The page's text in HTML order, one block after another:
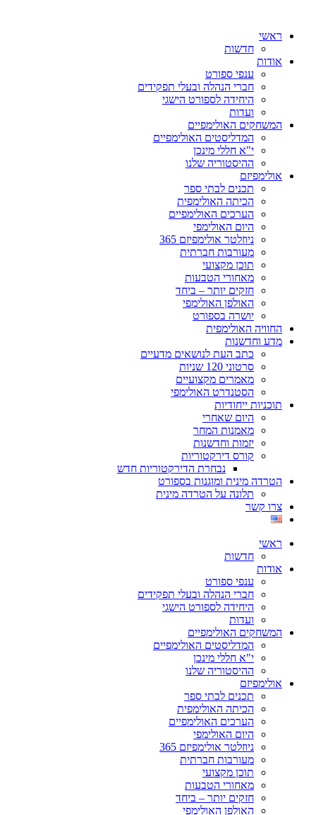
ראשי
חדשות
אודות
ענפי ספורט
חברי הנהלה ובעלי תפקידים
היחידה לספורט הישגי
ועדות
המשחקים האולימפיים
המדליסטים האולימפיים
י"א חללי מינכן
ההיסטוריה שלנו
אולימפיזם
תכנים לבתי ספר
הכיתה האולימפית
הערכים האולימפיים
היום האולימפי
ניוזלטר אולימפיזם 365
מעורבות חברתית
תוכן מקצועי
מאחורי הטבעות
חזקים יותר – ביחד
האולפן האולימפי
יושרה בספורט
החוויה האולימפית
מדע וחדשנות
כתב העת לנושאים מדעיים
סרטוני 120 שניות
מאמרים מקצועיים
הסטנדרט האולימפי
תוכניות ייחודיות
היום שאחרי
מאמנות המחר
יזמות וחדשנות
קורס דירקטוריות
נבחרת הדירקטוריות חדש
הטרדה מינית ומוגנות בספורט
תלונה על הטרדה מינית
צרו קשר
ראשי
חדשות
אודות
ענפי ספורט
חברי הנהלה ובעלי תפקידים
היחידה לספורט הישגי
ועדות
המשחקים האולימפיים
המדליסטים האולימפיים
י"א חללי מינכן
ההיסטוריה שלנו
אולימפיזם
תכנים לבתי ספר
הכיתה האולימפית
הערכים האולימפיים
היום האולימפי
ניוזלטר אולימפיזם 365
מעורבות חברתית
תוכן מקצועי
מאחורי הטבעות
חזקים יותר – ביחד
האולפן האולימפי